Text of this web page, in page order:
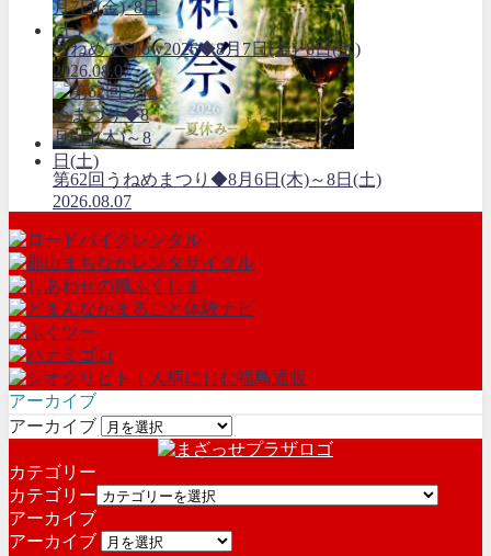
うねめでShow2026◆8月7日(金)･8日(土)
2026.08.07
第62回うねめまつり◆8月6日(木)～8日(土)
2026.08.07
アーカイブ
アーカイブ
カテゴリー
カテゴリー
アーカイブ
アーカイブ